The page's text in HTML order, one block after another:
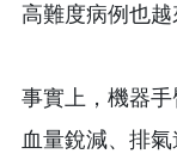
高難度病例也越
事實上，機器
血量銳減、排